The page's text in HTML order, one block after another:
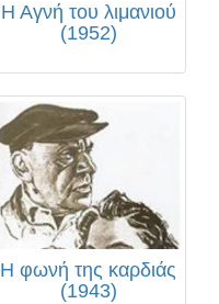
Η Αγνή του λιμανιού
(1952)
Η φωνή της καρδιάς
(1943)